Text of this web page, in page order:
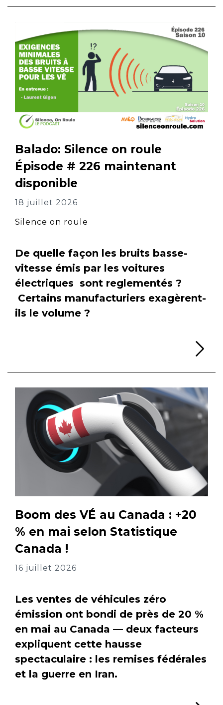
Balado: Silence on roule
Épisode # 226 maintenant
disponible
18 juillet 2026
Silence on roule
De quelle façon les bruits basse-
vitesse émis par les voitures
électriques sont reglementés ?
Certains manufacturiers exagèrent-
ils le volume ?
Boom des VÉ au Canada : +20
% en mai selon Statistique
Canada !
16 juillet 2026
Les ventes de véhicules zéro
émission ont bondi de près de 20 %
en mai au Canada — deux facteurs
expliquent cette hausse
spectaculaire : les remises fédérales
et la guerre en Iran.